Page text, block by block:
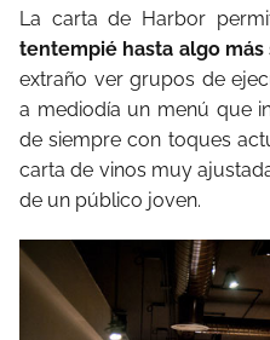
La carta de Harbor
tentempié hasta algo más
extraño ver grupos de
a mediodía un menú que
de siempre con toques
carta de vinos muy
de un público joven.